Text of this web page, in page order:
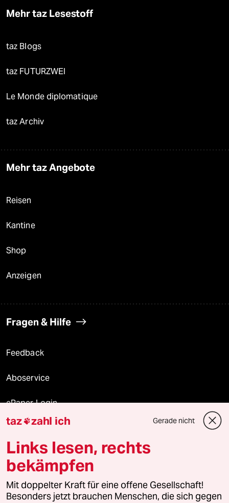
Mehr taz Lesestoff
taz Blogs
taz FUTURZWEI
Le Monde diplomatique
taz Archiv
Mehr taz Angebote
Reisen
Kantine
Shop
Anzeigen
Fragen & Hilfe
Feedback
Aboservice
ePaper Login
Downloads für Abonnierende
© 2026 taz Verlags und Vertriebs GmbH
Alle Rechte vorbehalten. Bei rechtlichen Fragen oder für Genehmigungen
wenden Sie sich bitte an lizenzen@taz.de
taz zahl ich Gerade nicht
Links lesen, rechts
bekämpfen
Mit doppelter Kraft für eine offene Gesellschaft!
Besonders jetzt brauchen Menschen, die sich gegen